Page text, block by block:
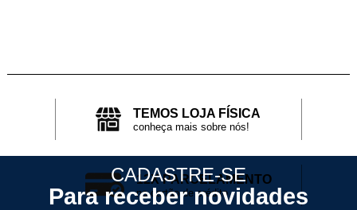
TEMOS LOJA FÍSICA
conheça mais sobre nós!
12X PARCELAMENTO
no cartão de crédito
CADASTRE-SE
Para receber novidades